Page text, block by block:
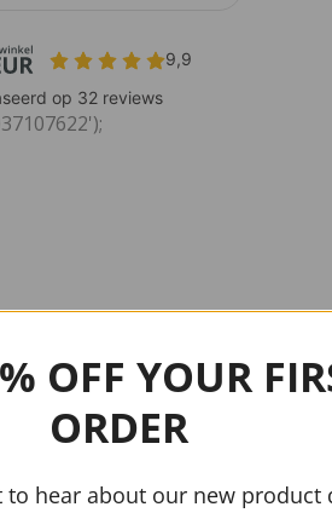
OFF YOUR
ORDER
to hear about our new product